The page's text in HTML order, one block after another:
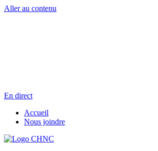
Aller au contenu
En direct
Accueil
Nous joindre